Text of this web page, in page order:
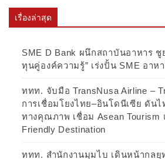
เรื่องล่าสุด
SME D Bank ผนึกสถาบันอาหาร
ทุนคู่องค์ความรู้” เร่งปั้น SME อาห
ททท. จับมือ TransNusa Airline –
การเชื่อมโยงไทย–อินโดนีเซีย ดัน
ทางคุณภาพ เชื่อม Asean Tourism
Friendly Destination
ททท. สำนักงานมุมไบ เดินหน้ากลยุ